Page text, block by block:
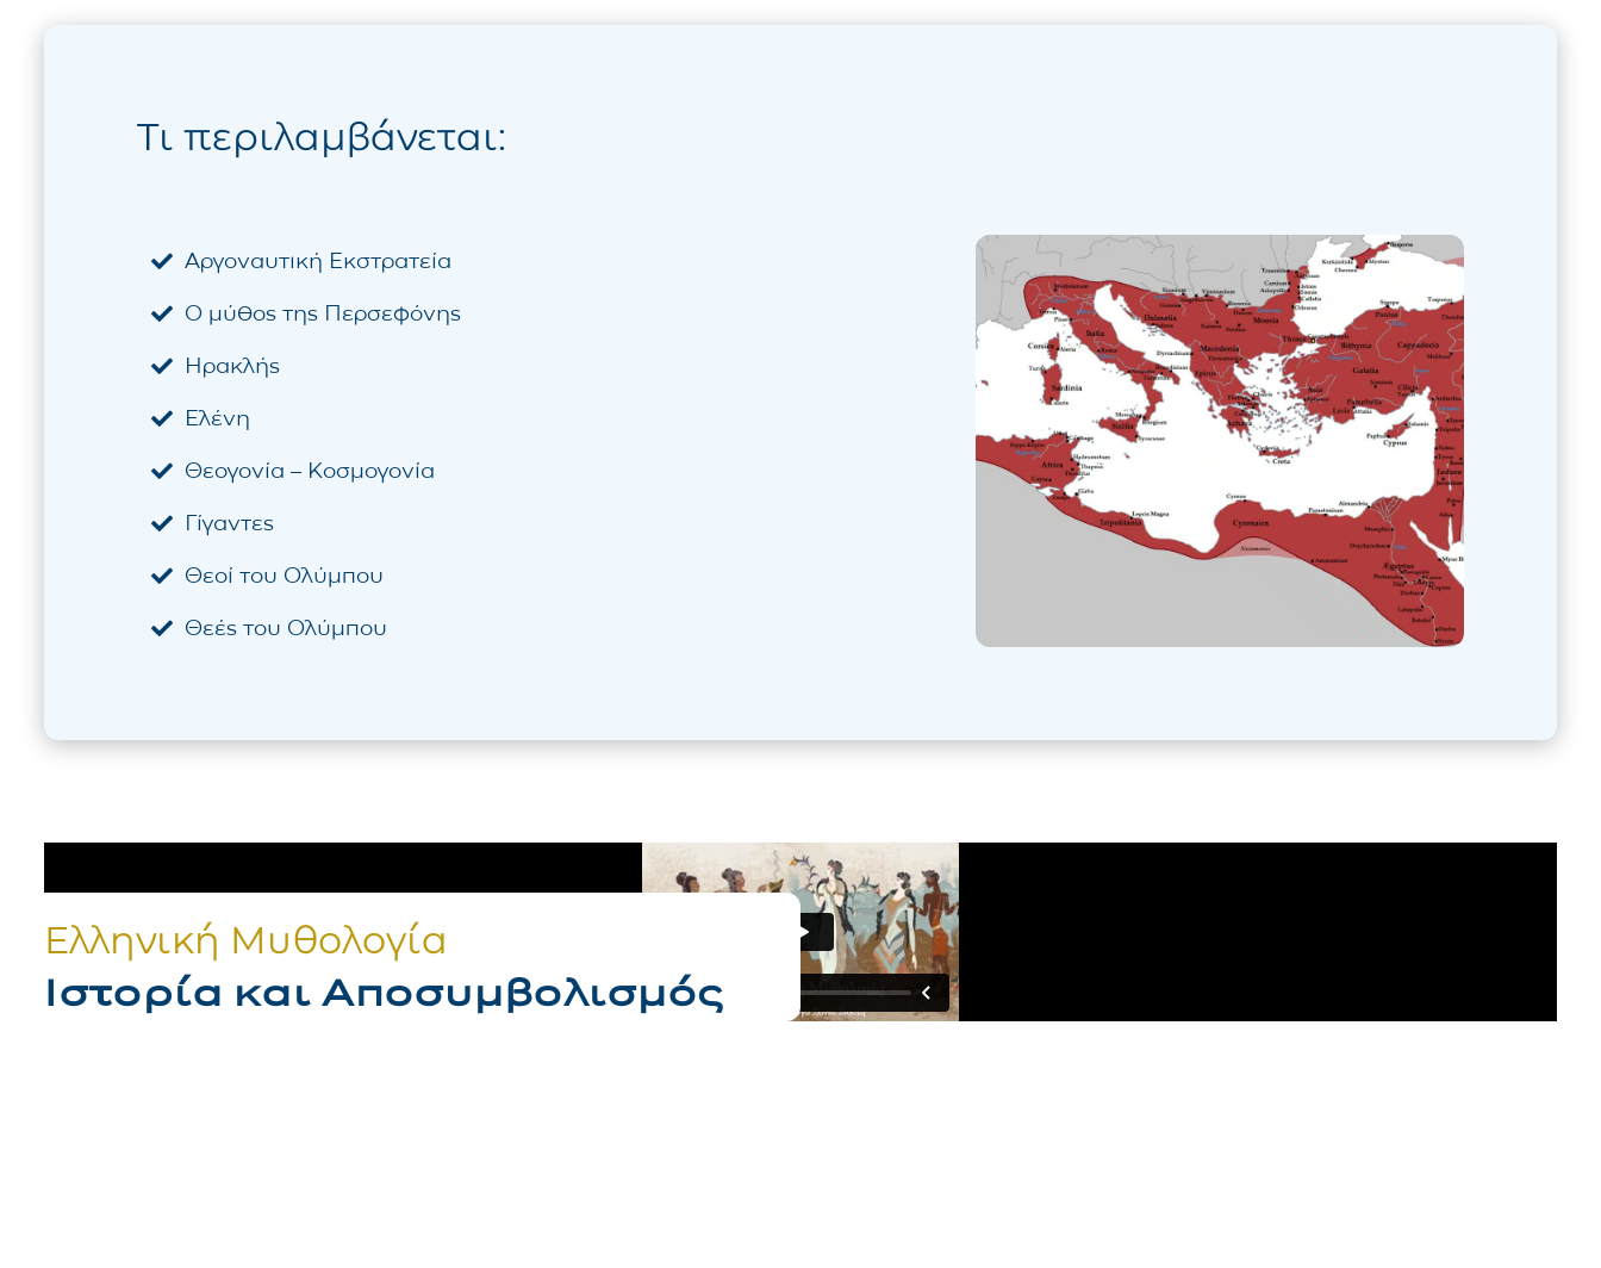
Τι περιλαμβάνεται:
Αργοναυτική Εκστρατεία
Ο μύθος της Περσεφόνης
Ηρακλής
Ελένη
Θεογονία – Κοσμογονία
Γίγαντες
Θεοί του Ολύμπου
Θεές του Ολύμπου
Ελληνική Μυθολογία
Ιστορία και Αποσυμβολισμός